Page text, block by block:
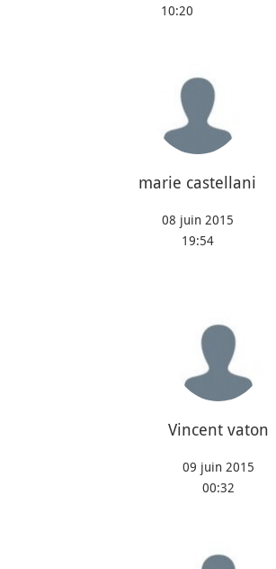
10:20
marie castellani
08 juin 2015
19:54
Vincent vaton
09 juin 2015
00:32